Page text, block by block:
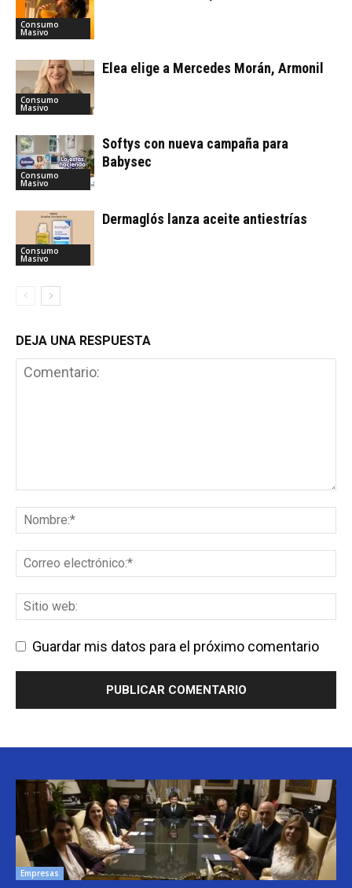
Consumo
Masivo
Consumo
Masivo
Elea elige a Mercedes Morán, Armonil
Consumo
Masivo
Softys con nueva campaña para
Babysec
Consumo
Masivo
Dermaglós lanza aceite antiestrías
DEJA UNA RESPUESTA
Guardar mis datos para el próximo comentario
Empresas